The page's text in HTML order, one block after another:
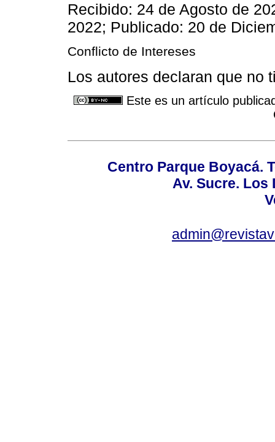
Recibido: 24 de Agosto de
2022; Publicado: 20 de
Conflicto de Intereses
Los autores declaran que no
Este es un artículo
Centro Parque Boyacá.
Av. Sucre. Los